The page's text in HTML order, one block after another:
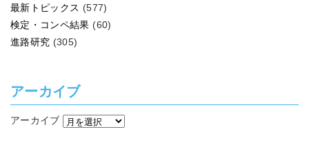
最新トピックス (577)
検定・コンペ結果 (60)
進路研究 (305)
アーカイブ
アーカイブ